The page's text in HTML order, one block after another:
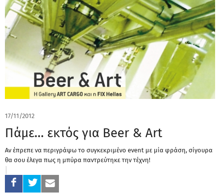
17/11/2012
Πάμε… εκτός για Beer & Art
Αν έπρεπε να περιγράψω το συγκεκριμένο event με μία φράση, σίγουρα
θα σου έλεγα πως η μπύρα παντρεύτηκε την τέχνη!